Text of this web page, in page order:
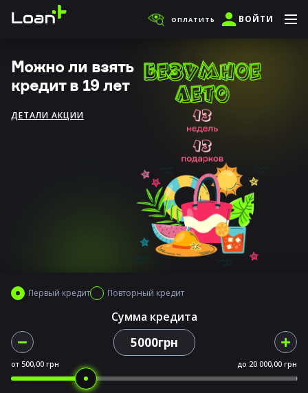
ОПЛАТИТЬ ВОЙТИ
Можно ли взять
кредит в 19 лет
ДЕТАЛИ АКЦИИ
Первый кредит Повторный кредит
Сумма кредита
5000грн
от 500,00 грн до 20 000,00 грн